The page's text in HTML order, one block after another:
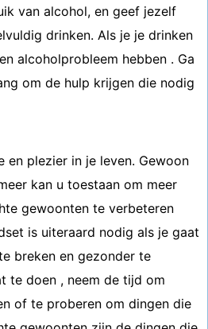
van alcohol, en geef jezelf
drinken. Als je je drinken
alcoholprobleem hebben . Ga
om de hulp krijgen die nodig
en plezier in je leven. Gewoon
kan u toestaan ​​om meer
gewoonten te verbeteren
is uiteraard nodig als je gaat
breken en gezonder te
te doen , neem de tijd om
of te proberen om dingen die